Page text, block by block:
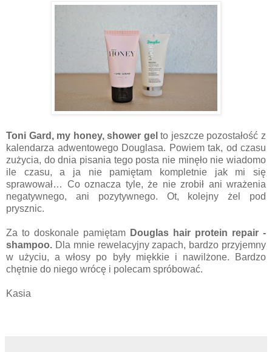
Toni Gard, my honey, shower gelto jeszcze pozostałość z
kalendarza adwentowego Douglasa. Powiem tak, od czasu
zużycia, do dnia pisania tego posta nie minęło nie wiadomo
ile czasu, a ja nie pamiętam kompletnie jak mi się
sprawował… Co oznacza tyle, że nie zrobił ani wrażenia
negatywnego, ani pozytywnego. Ot, kolejny żel pod
prysznic.
Za to doskonale pamiętam Douglas hair protein repair -
shampoo. Dla mnie rewelacyjny zapach, bardzo przyjemny
w użyciu, a włosy po były miękkie i nawilżone. Bardzo
chętnie do niego wrócę i polecam spróbować.
Kasia